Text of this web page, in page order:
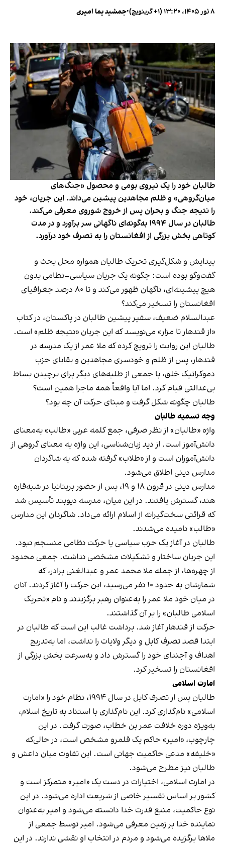
۸ ثور ۱۴۰۵، ۱۳:۲۰ (‎+۱ گرینویچ) •جمشید یما امیری
طالبان خود را یک نیروی بومی و محصول «جنگ‌های
میان‌گروهی» و ظلم مجاهدین پیشین می‌داند. این جریان، خود
را نتیجه جنگ و بحران پس از خروج شوروی معرفی می‌کند.
طالبان در سال ۱۹۹۴ به‌گونه‌ای ناگهانی سر برآورد و در مدت
کوتاهی بخش بزرگی از افغانستان را به تصرف خود درآورد.
پیدایش و شکل‌گیری تحریک طالبان همواره محل بحث و
گفت‌وگو بوده است: چگونه یک جریان سیاسی–نظامی بدون
هیچ پیشینه‌ای، ناگهان ظهور می‌کند و تا ۸۰ درصد جغرافیای
افغانستان را تسخیر می‌کند؟
عبدالسلام ضعیف، سفیر پیشین طالبان در پاکستان، در کتاب
«از قندهار تا مزار» می‌نویسد که این جریان «نتیجه ظلم» است.
طالبان این روایت را ترویج کرده که ملا عمر از یک مدرسه در
قندهار، پس از ظلم و خودسری مجاهدین و بقایای حزب
دموکراتیک خلق، با جمعی از طلبه‌های دیگر برای برچیدن بساط
بی‌عدالتی قیام کرد. اما آیا واقعاً همه ماجرا همین است؟
طالبان چگونه شکل گرفت و مبنای حرکت آن چه بود؟
وجه تسمیه طالبان
واژه «طالبان» از نظر صرفی، جمع کلمه عربی «طالب» به‌معنای
دانش‌آموز است. از دید زبان‌شناسی، این واژه به معنای گروهی از
دانش‌آموزان است و از «طلاب» گرفته شده که به شاگردان
مدارس دینی اطلاق می‌شود.
مدارس دینی در قرون ۱۸ و ۱۹، پس از حضور بریتانیا در شبه‌قاره
هند، گسترش یافتند. در این میان، مدرسه دیوبند تأسیس شد
که قرائتی سخت‌گیرانه از اسلام ارائه می‌داد. شاگردان این مدارس
«طالب» نامیده می‌شدند.
طالبان در آغاز یک حزب سیاسی یا حرکت نظامی منسجم نبود.
این جریان ساختار و تشکیلات مشخصی نداشت. جمعی محدود
از چهره‌ها، از جمله ملا محمد عمر و عبدالغنی برادر، که
شمارشان به حدود ۱۰ نفر می‌رسید، این حرکت را آغاز کردند. آنان
در میان خود ملا عمر را به‌عنوان رهبر برگزیدند و نام «تحریک
اسلامی طالبان» را بر آن گذاشتند.
حرکت از قندهار آغاز شد. برداشت غالب این است که طالبان در
ابتدا قصد تصرف کابل و دیگر ولایات را نداشت، اما به‌تدریج
اهداف و آجندای خود را گسترش داد و به‌سرعت بخش بزرگی از
افغانستان را تسخیر کرد.
امارت اسلامی
طالبان پس از تصرف کابل در سال ۱۹۹۴، نظام خود را «امارت
اسلامی» نام‌گذاری کرد. این نام‌گذاری با استناد به تاریخ اسلام،
به‌ویژه دوره خلافت عمر بن خطاب، صورت گرفت. در این
چارچوب، «امیر» حاکم یک قلمرو مشخص است، در حالی‌که
«خلیفه» مدعی حاکمیت جهانی است. این تفاوت میان داعش و
طالبان نیز مطرح می‌شود.
در امارت اسلامی، اختیارات در دست یک «امیر» متمرکز است و
کشور بر اساس تفسیر خاصی از شریعت اداره می‌شود. در این
نوع حاکمیت، منبع قدرت خدا دانسته می‌شود و امیر به‌عنوان
نماینده خدا بر زمین معرفی می‌شود. امیر توسط جمعی از
ملاها برگزیده می‌شود و مردم در انتخاب او نقشی ندارند. در این